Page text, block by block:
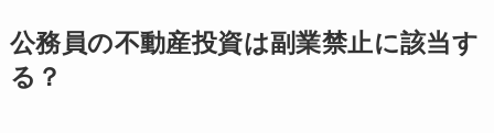
公務員の不動産投資は副業禁止に該当す
る？